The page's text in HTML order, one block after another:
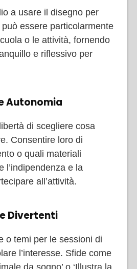
a usare il disegno per
essere particolarmente
o le attività, fornendo
e riflessivo per
Autonomia
di scegliere cosa
Consentire loro di
o quali materiali
l’indipendenza e la
all’attività.
Divertenti
o temi per le sessioni di
l’interesse. Sfide come